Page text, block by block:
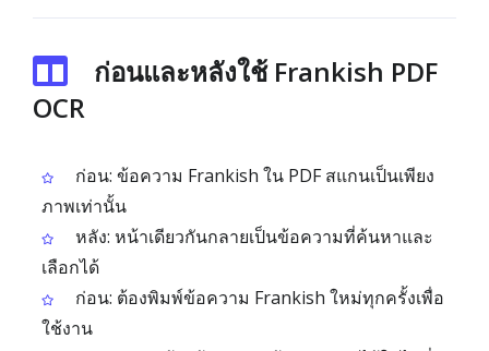
ก่อนและหลังใช้ Frankish PDF
OCR
ก่อน: ข้อความ Frankish ใน PDF สแกนเป็นเพียง
ภาพเท่านั้น
หลัง: หน้าเดียวกันกลายเป็นข้อความที่ค้นหาและ
เลือกได้
ก่อน: ต้องพิมพ์ข้อความ Frankish ใหม่ทุกครั้งเพื่อ
ใช้งาน